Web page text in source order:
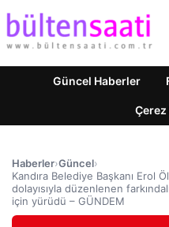
Güncel Haberler
Çerez
Haberler›Güncel›
Kandıra Belediye Başkanı Erol
dolayısıyla düzenlenen
için yürüdü – GÜNDEM